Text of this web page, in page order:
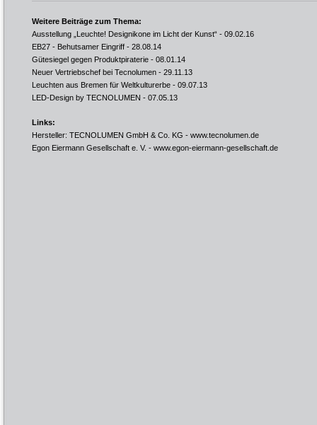
Weitere Beiträge zum Thema:
Ausstellung „Leuchte! Designikone im Licht der Kunst“ - 09.02.16
EB27 - Behutsamer Eingriff - 28.08.14
Gütesiegel gegen Produktpiraterie - 08.01.14
Neuer Vertriebschef bei Tecnolumen - 29.11.13
Leuchten aus Bremen für Weltkulturerbe - 09.07.13
LED-Design by TECNOLUMEN - 07.05.13
Links:
Hersteller: TECNOLUMEN GmbH & Co. KG - www.tecnolumen.de
Egon Eiermann Gesellschaft e. V. - www.egon-eiermann-gesellschaft.de